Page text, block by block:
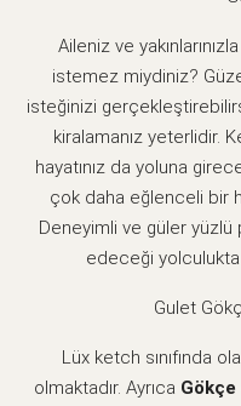
Aileniz ve
istemez miydiniz?
isteğinizi
kiralamanız yeterlidir.
hayatınız da yoluna
çok daha eğlenceli bir
Deneyimli ve güler
edeceği
Gulet
Lüx ketch sınıfında
olmaktadır. Ayrıca Gökçe